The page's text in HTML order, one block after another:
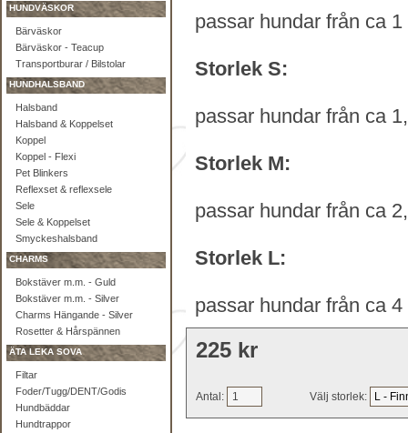
HUNDVÄSKOR
Bärväskor
Bärväskor - Teacup
Transportburar / Bilstolar
HUNDHALSBAND
Halsband
Halsband & Koppelset
Koppel
Koppel - Flexi
Pet Blinkers
Reflexset & reflexsele
Sele
Sele & Koppelset
Smyckeshalsband
CHARMS
Bokstäver m.m. - Guld
Bokstäver m.m. - Silver
Charms Hängande - Silver
Rosetter & Hårspännen
ÄTA LEKA SOVA
Filtar
Foder/Tugg/DENT/Godis
Hundbäddar
Hundtrappor
passar hundar från ca
Storlek S:
passar hundar från ca
Storlek M:
passar hundar från ca
Storlek L:
passar hundar från ca
225 kr
Antal: Välj storlek: